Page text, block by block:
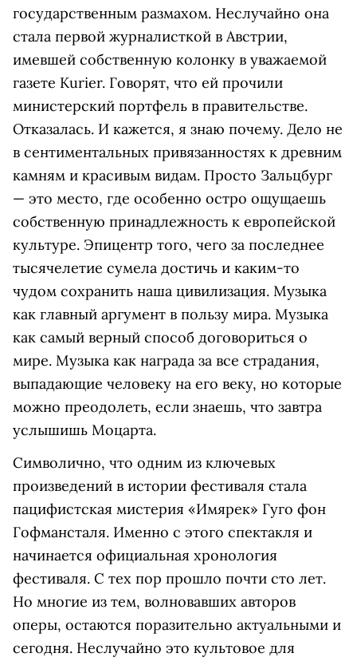
государственным размахом. Неслучайно она
стала первой журналисткой в Австрии,
имевшей собственную колонку в уважаемой
газете Kurier. Говорят, что ей прочили
министерский портфель в правительстве.
Отказалась. И кажется, я знаю почему. Дело не
в сентиментальных привязанностях к древним
камням и красивым видам. Просто Зальцбург
— это место, где особенно остро ощущаешь
собственную принадлежность к европейской
культуре. Эпицентр того, чего за последнее
тысячелетие сумела достичь и каким-то
чудом сохранить наша цивилизация. Музыка
как главный аргумент в пользу мира. Музыка
как самый верный способ договориться о
мире. Музыка как награда за все страдания,
выпадающие человеку на его веку, но которые
можно преодолеть, если знаешь, что завтра
услышишь Моцарта.
Cимволично, что одним из ключевых
произведений в истории фестиваля стала
пацифистская мистерия «Имярек» Гуго фон
Гофмансталя. Именно с этого спектакля и
начинается официальная хронология
фестиваля. С тех пор прошло почти сто лет.
Но многие из тем, волновавших авторов
оперы, остаются поразительно актуальными и
сегодня. Неслучайно это культовое для